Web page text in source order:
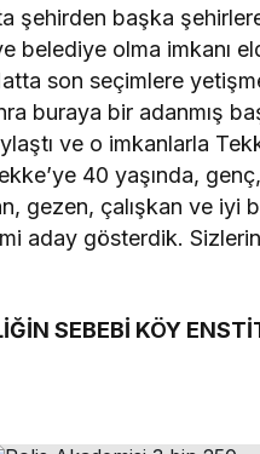
şehirden başka
belediye olma imkanı
son seçimlere
buraya bir adanmış
ve o imkanlarla
40 yaşında,
gezen, çalışkan ve iyi
aday gösterdik. Sizlerin
SEBEBİ KÖY